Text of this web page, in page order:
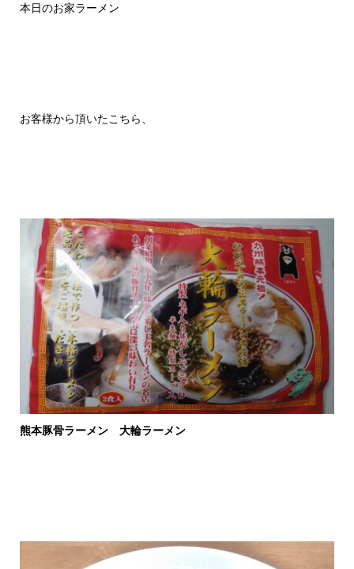
本日のお家ラーメン
お客様から頂いたこちら、
熊本豚骨ラーメン 大輪ラーメン